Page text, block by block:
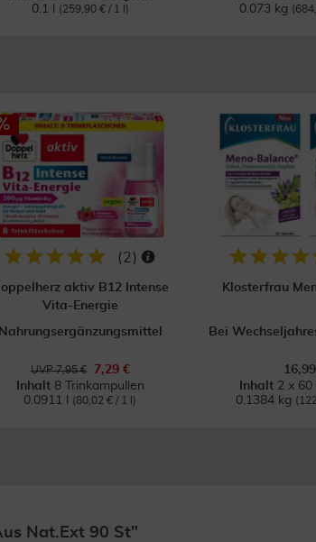
0.1 l
(259,90 € / 1 l)
0.073 kg
(2 )
aktiv B12 Intense
Vita-Energie
Nahrungsergänzungsmittel
UVP 7,95 €
7,29 €
Inhalt 8 Trinkampullen
0.0911 l
(80,02 € / 1 l)
Klosterfrau
Bei
Inhalt 2 x 60
0.1384 kg
Nat.Ext 90 St"